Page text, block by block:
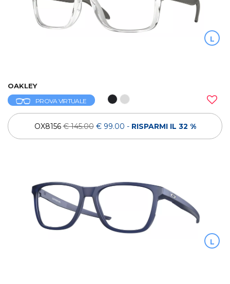
L
OAKLEY
PROVA VIRTUALE
OX8156€ 145.00 € 99.00 - RISPARMI IL 32 %
L